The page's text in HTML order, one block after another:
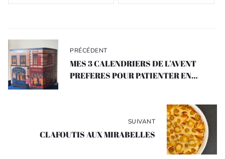
de
l’article
PRÉCÉDENT
MES 3 CALENDRIERS DE L’AVENT
PREFERES POUR PATIENTER EN
SUIVANT
CLAFOUTIS AUX MIRABELLES